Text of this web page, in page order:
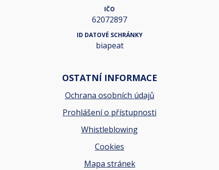
IČO
62072897
ID DATOVÉ SCHRÁNKY
biapeat
OSTATNÍ INFORMACE
Ochrana osobních údajů
Prohlášení o přístupnosti
Whistleblowing
Cookies
Mapa stránek